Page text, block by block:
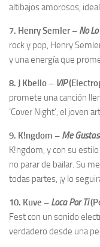
altibajos amorosos,
7. Henry Semler – No
rock y pop, Henry
y una energía que
8. J Kbello – VIP
promete una canción
‘Cover Night’, el joven
9. K!ngdom – Me
K!ngdom, y con su
no parar de bailar. Su
todas partes, ¡y lo
10. Kuve – Loca Por Ti
Fest con un sonido
verdadero desde una